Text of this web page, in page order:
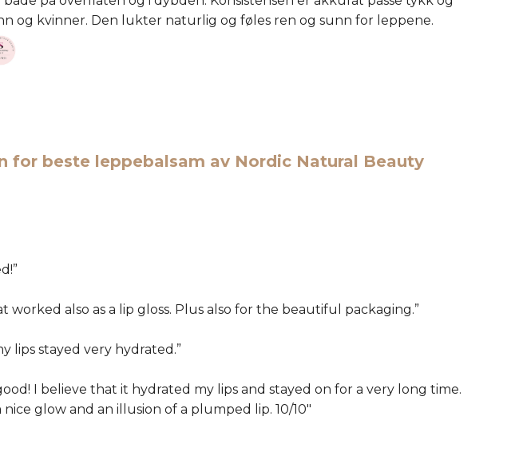
og kvinner. Den lukter naturlig og føles ren og sunn for leppene.
for beste leppebalsam av Nordic Natural Beauty
also as a lip gloss. Plus also for the beautiful packaging.”
lips stayed very hydrated.”
I believe that it hydrated my lips and stayed on for a very long time.
glow and an illusion of a plumped lip. 10/10"